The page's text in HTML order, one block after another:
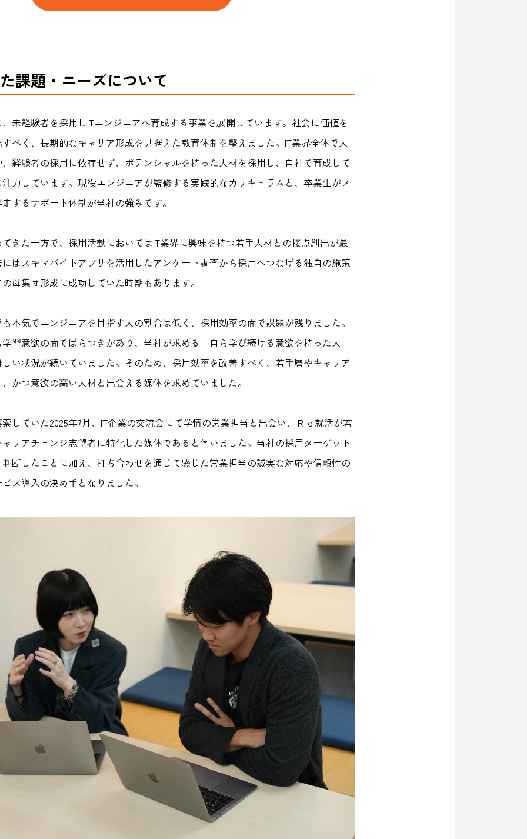
課題・ニーズについて
未経験者を採用しITエンジニアへ育成する事業を展開しています。社会に価値を
べく、長期的なキャリア形成を見据えた教育体制を整えました。IT業界全体で人
経験者の採用に依存せず、ポテンシャルを持った人材を採用し、自社で育成して
力しています。現役エンジニアが監修する実践的なカリキュラムと、卒業生がメ
するサポート体制が当社の強みです。
きた一方で、採用活動においてはIT業界に興味を持つ若手人材との接点創出が最
はスキマバイトアプリを活用したアンケート調査から採用へつなげる独自の施策
母集団形成に成功していた時期もあります。
本気でエンジニアを目指す人の割合は低く、採用効率の面で課題が残りました。
習意欲の面でばらつきがあり、当社が求める「自ら学び続ける意欲を持った人
い状況が続いていました。そのため、採用効率を改善すべく、若手層やキャリア
かつ意欲の高い人材と出会える媒体を求めていました。
していた2025年7月、IT企業の交流会にて学情の営業担当と出会い、Ｒｅ就活が若
リアチェンジ志望者に特化した媒体であると伺いました。当社の採用ターゲット
断したことに加え、打ち合わせを通じて感じた営業担当の誠実な対応や信頼性の
ス導入の決め手となりました。